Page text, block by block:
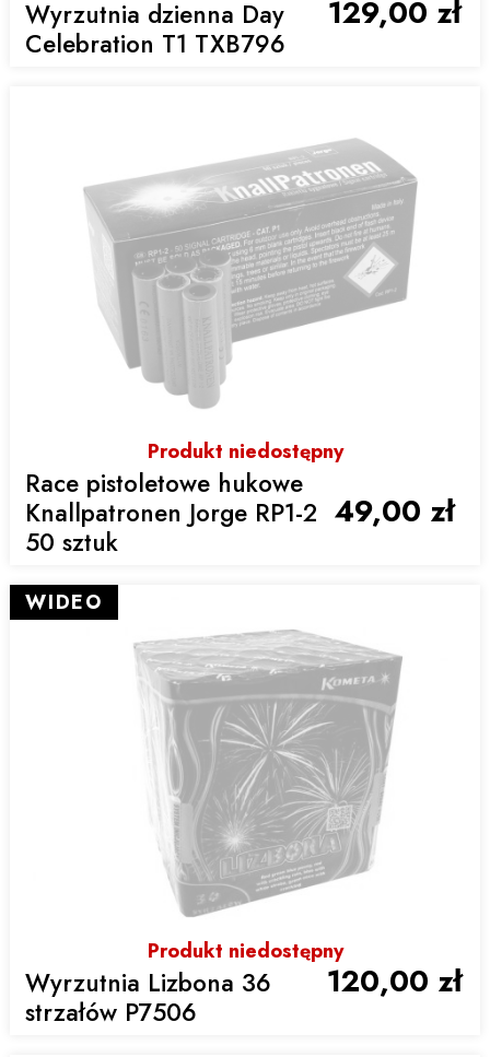
Wyrzutnia dzienna Day
Celebration T1 TXB796
129,00 zł
Produkt niedostępny
Race pistoletowe hukowe
Knallpatronen Jorge RP1-2
50 sztuk
49,00 zł
Produkt niedostępny
Wyrzutnia Lizbona 36
strzałów P7506
120,00 zł
WIDEO